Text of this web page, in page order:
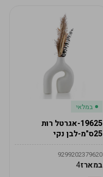
במלאי
19625-אגרטל רות
25ס"מ-לבן נקי
9299202379620
במארז4